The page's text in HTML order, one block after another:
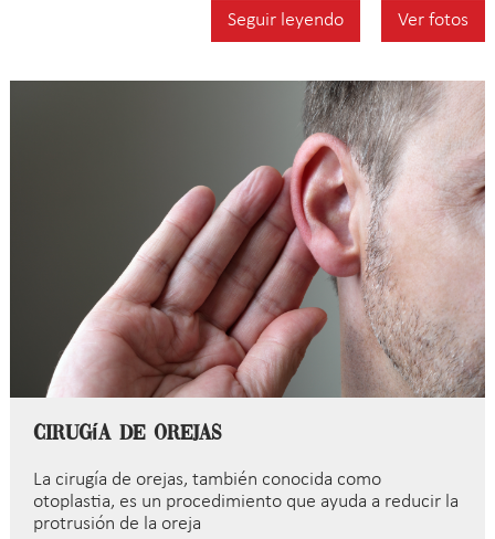
Seguir leyendo Ver fotos
Cirugía de orejas
La cirugía de orejas, también conocida como
otoplastia, es un procedimiento que ayuda a reducir la
protrusión de la oreja